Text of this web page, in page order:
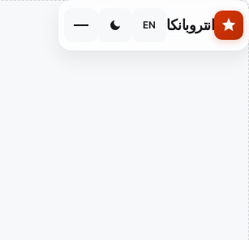
Skip to main content
انتروبانكا EN